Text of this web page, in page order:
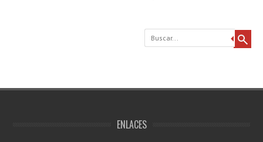
Buscar
ENLACES